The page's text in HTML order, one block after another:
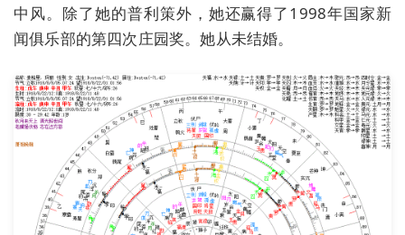
中风。除了她的普利策外，她还赢得了1998年国家新
闻俱乐部的第四次庄园奖。她从未结婚。